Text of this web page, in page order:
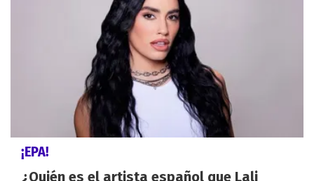
¡EPA!
¿Quién es el artista español que Lali